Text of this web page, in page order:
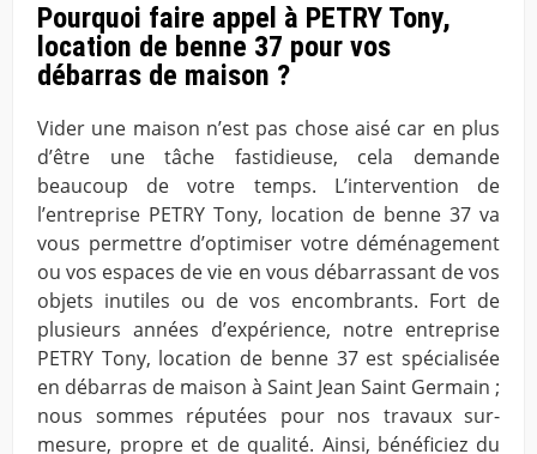
Pourquoi faire appel à PETRY Tony,
location de benne 37 pour vos
débarras de maison ?
Vider une maison n’est pas chose aisé car en plus
d’être une tâche fastidieuse, cela demande
beaucoup de votre temps. L’intervention de
l’entreprise PETRY Tony, location de benne 37 va
vous permettre d’optimiser votre déménagement
ou vos espaces de vie en vous débarrassant de vos
objets inutiles ou de vos encombrants. Fort de
plusieurs années d’expérience, notre entreprise
PETRY Tony, location de benne 37 est spécialisée
en débarras de maison à Saint Jean Saint Germain ;
nous sommes réputées pour nos travaux sur-
mesure, propre et de qualité. Ainsi, bénéficiez du